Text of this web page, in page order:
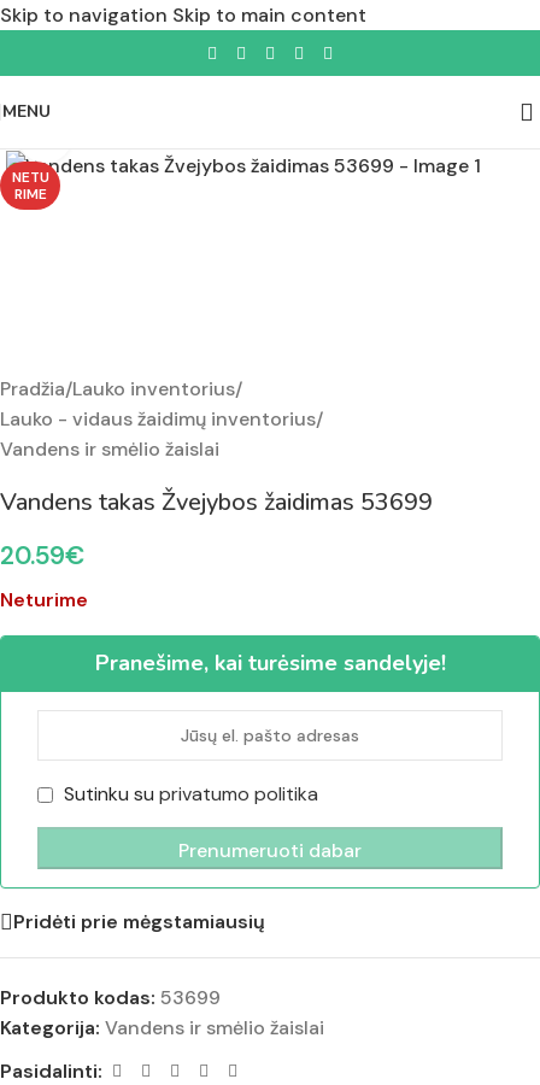
Skip to navigation Skip to main content
MENU
NETU
RIME
Pradžia/Lauko inventorius/
Lauko - vidaus žaidimų inventorius/
Vandens ir smėlio žaislai
Vandens takas Žvejybos žaidimas 53699
20.59€
Neturime
Pranešime, kai turėsime sandelyje!
Sutinku su privatumo politika
Pridėti prie mėgstamiausių
Produkto kodas: 53699
Kategorija: Vandens ir smėlio žaislai
Pasidalinti: